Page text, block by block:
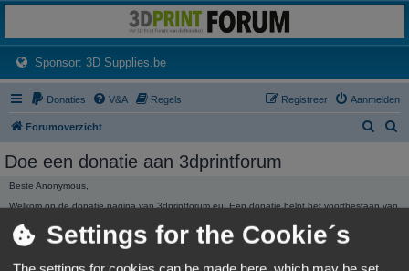
Het 3D print forum van de Benelux na de sluiting van 3dprintforum.nl
Sponsor: 3D Supplies.be(Opens a new tab)
Donaties V&A Regels Aanmelden
Registreer
Forumoverzicht
Doe een donatie aan 3dprintforum
Beste Anonymous,
Welkom op de donatie pagina van 3dprintforum.eu. Een donatie helpt het voortbestaan van
Dank, Het beheer.
3dprintforum.euSettings for the Cookie´s